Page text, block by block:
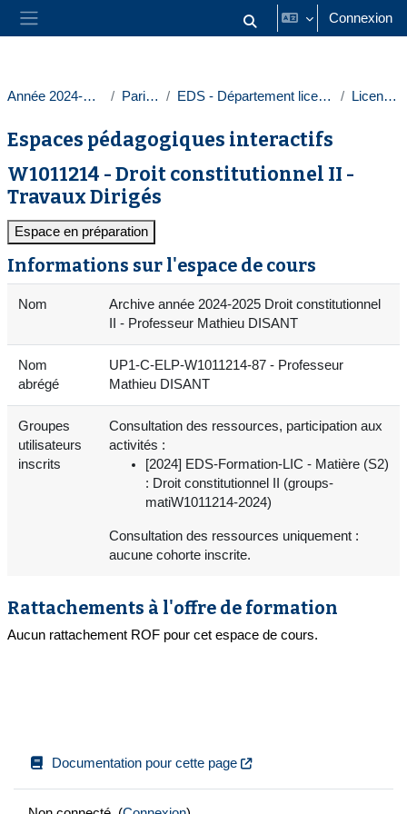
Passer au contenu principal
Panneau latéral Activer/désactiver la saisie
Connexion
Année 2024-2025 Paris 1 EDS - Département licences Licences
Espaces pédagogiques interactifs
W1011214 - Droit constitutionnel II -
Travaux Dirigés
Espace en préparation
Informations sur l'espace de cours
Nom
Archive année 2024-2025 Droit constitutionnel
II - Professeur Mathieu DISANT
Nom
abrégé
UP1-C-ELP-W1011214-87 - Professeur
Mathieu DISANT
Groupes
utilisateurs
inscrits
Consultation des ressources, participation aux
activités :
[2024] EDS-Formation-LIC - Matière (S2)
: Droit constitutionnel II (groups-
matiW1011214-2024)
Consultation des ressources uniquement :
aucune cohorte inscrite.
Rattachements à l'offre de formation
Aucun rattachement ROF pour cet espace de cours.
Documentation pour cette page